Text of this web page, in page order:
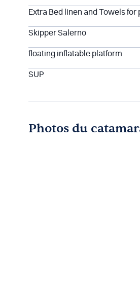
Extra Bed linen and Towels for
Skipper Salerno
floating inflatable platform
SUP
Photos du